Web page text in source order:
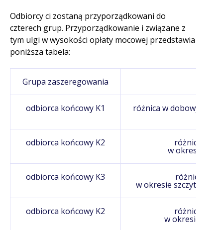
Odbiorcy ci zostaną przyporządkowani do
czterech grup. Przyporządkowanie i związane z
tym ulgi w wysokości opłaty mocowej przedstawia
poniższa tabela:
Grupa zaszeregowania
odbiorca końcowy K1 różnica w dobowym
odbiorca końcowy K2 różnica w
w okresie
odbiorca końcowy K3 różnica w
w okresie szczytowym
odbiorca końcowy K2 różnica w
w okresie